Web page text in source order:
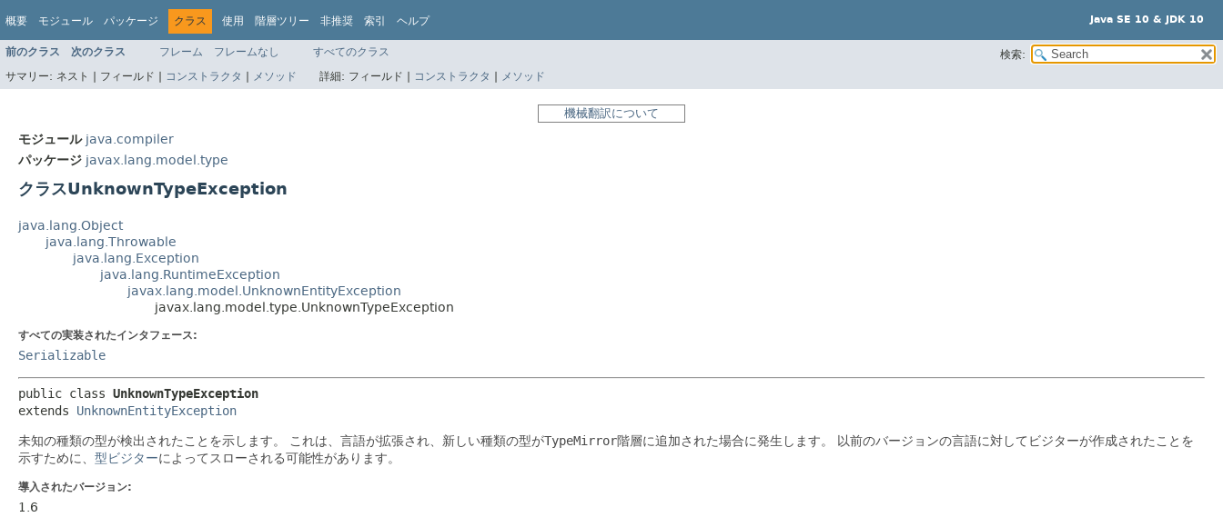
概要 モジュール パッケージ クラス 使用 階層ツリー 非推奨 索引 ヘルプ Java SE 10 & JDK 10
前のクラス 次のクラス フレーム フレームなし すべてのクラス
検索:
サマリー: ネスト | フィールド | コンストラクタ | メソッド 詳細: フィールド | コンストラクタ | メソッド
機械翻訳について
モジュール java.compiler
パッケージ javax.lang.model.type
クラスUnknownTypeException
java.lang.Object
java.lang.Throwable
java.lang.Exception
java.lang.RuntimeException
javax.lang.model.UnknownEntityException
javax.lang.model.type.UnknownTypeException
すべての実装されたインタフェース:
Serializable
public class UnknownTypeException
extends UnknownEntityException
未知の種類の型が検出されたことを示します。 これは、言語が拡張され、新しい種類の型がTypeMirror階層に追加された場合に発生します。
以前のバージョンの言語に対してビジターが作成されたことを
示すために、 型ビジターによってスローされる可能性があります。
導入されたバージョン:
1.6